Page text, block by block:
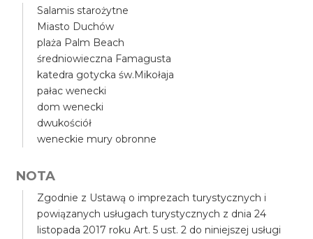
Salamis starożytne
Miasto Duchów
plaża Palm Beach
średniowieczna Famagusta
katedra gotycka św.Mikołaja
pałac wenecki
dom wenecki
dwukościół
weneckie mury obronne
NOTA
Zgodnie z Ustawą o imprezach turystycznych i
powiązanych usługach turystycznych z dnia 24
listopada 2017 roku Art. 5 ust. 2 do niniejszej usługi